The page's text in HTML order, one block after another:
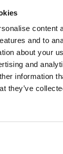
content
and to
about your
and
information
they’ve